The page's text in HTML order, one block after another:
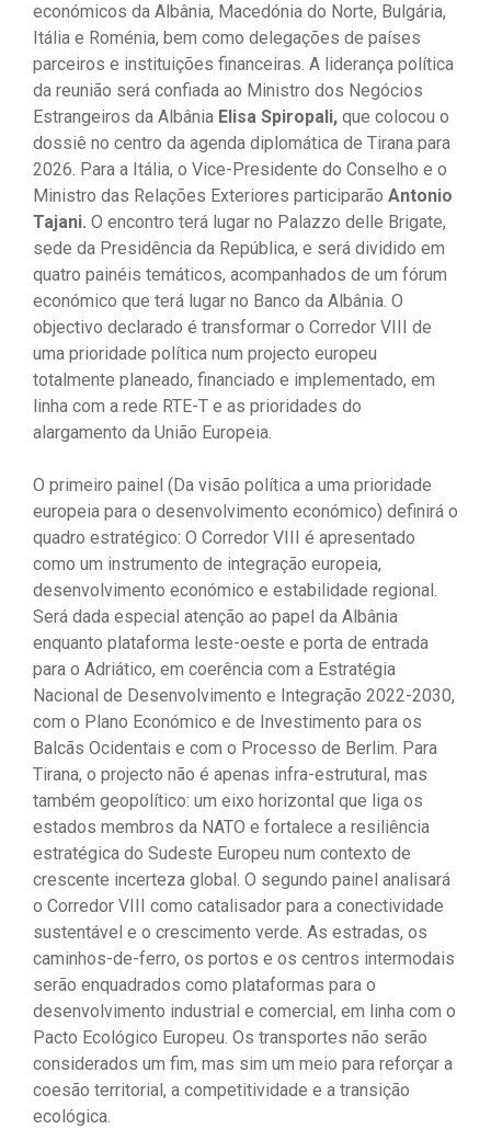
económicos da Albânia, Macedónia do Norte, Bulgária,
Itália e Roménia, bem como delegações de países
parceiros e instituições financeiras. A liderança política
da reunião será confiada ao Ministro dos Negócios
Estrangeiros da Albânia Elisa Spiropali, que colocou o
dossiê no centro da agenda diplomática de Tirana para
2026. Para a Itália, o Vice-Presidente do Conselho e o
Ministro das Relações Exteriores participarão Antonio
Tajani. O encontro terá lugar no Palazzo delle Brigate,
sede da Presidência da República, e será dividido em
quatro painéis temáticos, acompanhados de um fórum
económico que terá lugar no Banco da Albânia. O
objectivo declarado é transformar o Corredor VIII de
uma prioridade política num projecto europeu
totalmente planeado, financiado e implementado, em
linha com a rede RTE-T e as prioridades do
alargamento da União Europeia.
O primeiro painel (Da visão política a uma prioridade
europeia para o desenvolvimento económico) definirá o
quadro estratégico: O Corredor VIII é apresentado
como um instrumento de integração europeia,
desenvolvimento económico e estabilidade regional.
Será dada especial atenção ao papel da Albânia
enquanto plataforma leste-oeste e porta de entrada
para o Adriático, em coerência com a Estratégia
Nacional de Desenvolvimento e Integração 2022-2030,
com o Plano Económico e de Investimento para os
Balcãs Ocidentais e com o Processo de Berlim. Para
Tirana, o projecto não é apenas infra-estrutural, mas
também geopolítico: um eixo horizontal que liga os
estados membros da NATO e fortalece a resiliência
estratégica do Sudeste Europeu num contexto de
crescente incerteza global. O segundo painel analisará
o Corredor VIII como catalisador para a conectividade
sustentável e o crescimento verde. As estradas, os
caminhos-de-ferro, os portos e os centros intermodais
serão enquadrados como plataformas para o
desenvolvimento industrial e comercial, em linha com o
Pacto Ecológico Europeu. Os transportes não serão
considerados um fim, mas sim um meio para reforçar a
coesão territorial, a competitividade e a transição
ecológica.